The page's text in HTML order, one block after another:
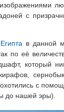
изображениями
с
в данной
по её
который
с
до нашей эры).